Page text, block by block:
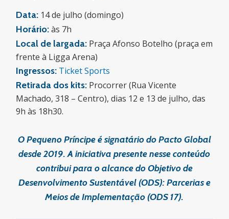
Data: 14 de julho (domingo)
Horário:às 7h
Local de largada: Praça Afonso Botelho (praça em
frente à Ligga Arena)
Ingressos: Ticket Sports
Retirada dos kits: Procorrer (Rua Vicente
Machado, 318 – Centro), dias 12 e 13 de julho, das
9h às 18h30.
O Pequeno Príncipe é signatário do Pacto Global
desde 2019. A iniciativa presente nesse conteúdo
contribui para o alcance do Objetivo de
Desenvolvimento Sustentável (ODS): Parcerias e
Meios de Implementação (ODS 17).